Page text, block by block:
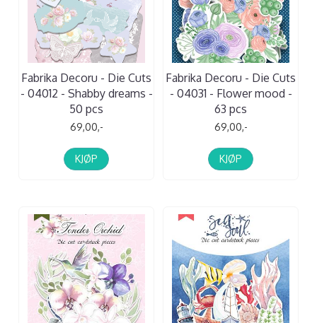
Fabrika Decoru - Die Cuts
- 04012 - Shabby dreams -
50 pcs
69,00,-
KJØP
Fabrika Decoru - Die Cuts
- 04031 - Flower mood -
63 pcs
69,00,-
KJØP